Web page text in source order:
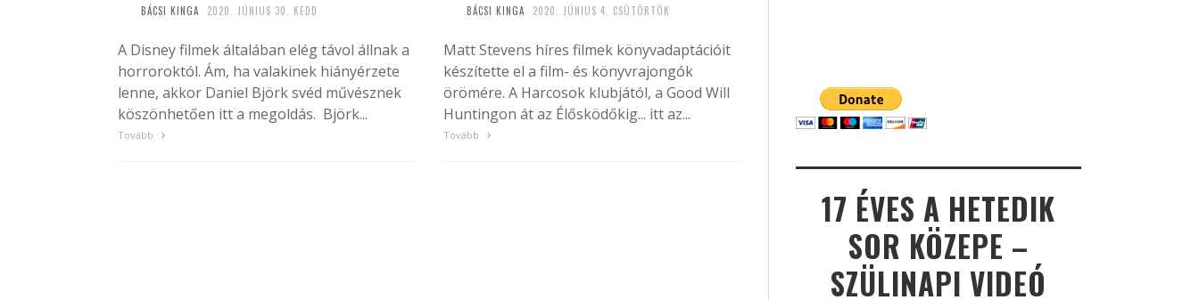
BÁCSI KINGA 2020. JÚNIUS 30. KEDD
A Disney filmek általában elég távol állnak a
horroroktól. Ám, ha valakinek hiányérzete
lenne, akkor Daniel Björk svéd művésznek
köszönhetően itt a megoldás. Björk...
Tovább
BÁCSI KINGA 2020. JÚNIUS 4. CSÜTÖRTÖK
Matt Stevens híres filmek könyvadaptációit
készítette el a film- és könyvrajongók
örömére. A Harcosok klubjától, a Good Will
Huntingon át az Élősködőkig... itt az...
Tovább
17 ÉVES A HETEDIK
SOR KÖZEPE –
SZÜLINAPI VIDEÓ